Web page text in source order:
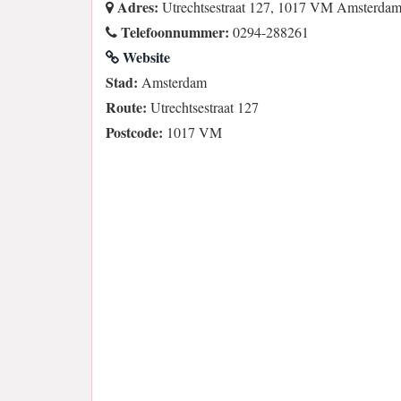
Adres: Utrechtsestraat 127, 1017 VM Amsterdam
Telefoonnummer: 0294-288261
Website
Stad: Amsterdam
Route: Utrechtsestraat 127
Postcode: 1017 VM